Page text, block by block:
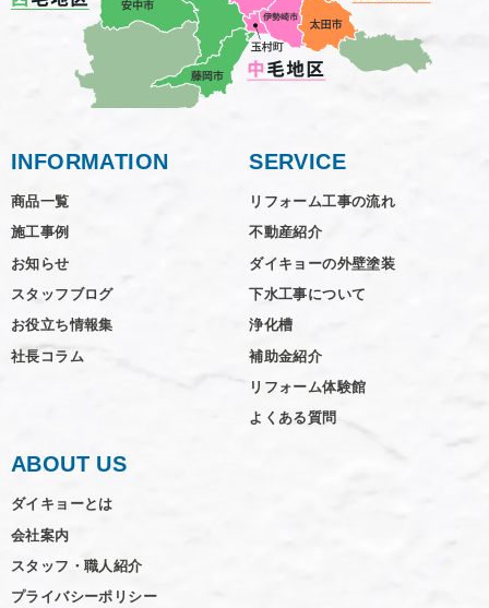
INFORMATION
商品一覧
施工事例
お知らせ
スタッフブログ
お役立ち情報集
社長コラム
SERVICE
リフォーム工事の流れ
不動産紹介
ダイキョーの外壁塗装
下水工事について
浄化槽
補助金紹介
リフォーム体験館
よくある質問
ABOUT US
ダイキョーとは
会社案内
スタッフ・職人紹介
プライバシーポリシー